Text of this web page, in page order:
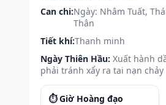
Can chi:Ngày: Nhâm Tuất,
Thân
Tiết khí:Thanh minh
Ngày Thiên Hầu: Xuất hành
phải tránh xẩy ra tai nạn
⏱️ Giờ Hoàng đạo